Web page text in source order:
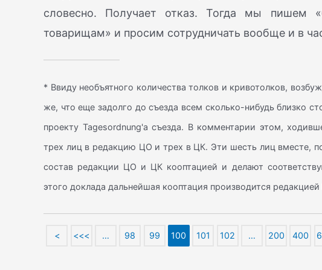
словесно. Получает отказ. Тогда мы пишем
товарищам» и просим сотрудничать вообще и в
* Ввиду необъятного количества толков и кривотолков,
же, что еще задолго до съезда всем сколько-нибудь близко
проекту Tagesordnung'a съезда. В комментарии этом,
трех лиц в редакцию ЦО и трех в ЦК. Эти шесть лиц вместе,
состав редакции ЦО и ЦК кооптацией и делают
этого доклада дальнейшая кооптация производится
< <<< … 98 99 100 101 102 … 200 400